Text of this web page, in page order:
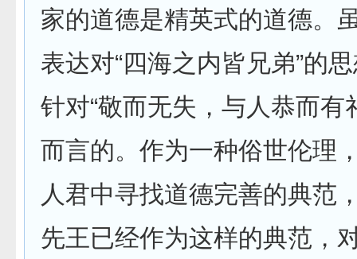
家的道德是精英式的道德。
表达对“四海之内皆兄弟”的
针对“敬而无失，与人恭而有
而言的。作为一种俗世伦理
人君中寻找道德完善的典范
先王已经作为这样的典范，